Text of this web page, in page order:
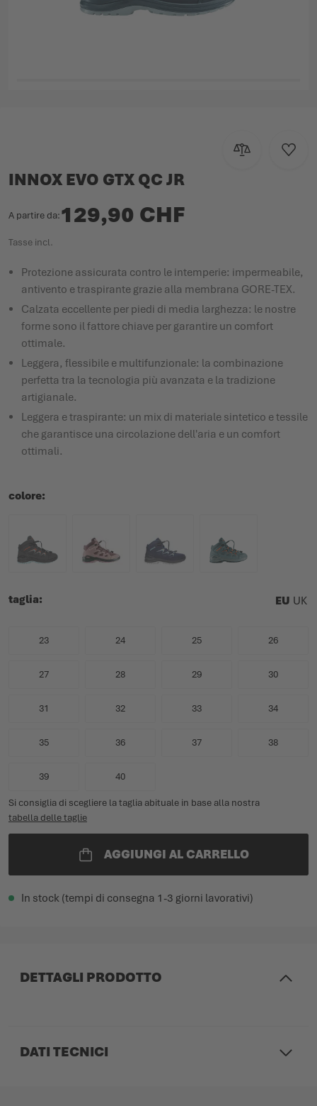
Aggiungi al
INNOX EVO GTX QC JR
A partire da 129,90 CHF
Tasse incl.
Protezione assicurata contro le intemperie: impermeabile,
antivento e traspirante grazie alla membrana GORE-TEX.
Calzata eccellente per piedi di media larghezza: le nostre
forme sono il fattore chiave per garantire un comfort
ottimale.
Leggera, flessibile e multifunzionale: la combinazione
perfetta tra la tecnologia più avanzata e la tradizione
artigianale.
Leggera e traspirante: un mix di materiale sintetico e tessile
che garantisce una circolazione dell'aria e un comfort
ottimali.
colore
taglia EU UK
23 24 25 26
27 28 29 30
31 32 33 34
35 36 37 38
39 40
Si consiglia di scegliere la taglia abituale in base alla nostra
tabella delle taglie
AGGIUNGI AL CARRELLO
In stock (tempi di consegna 1-3 giorni lavorativi)
DETTAGLI PRODOTTO
DATI TECNICI